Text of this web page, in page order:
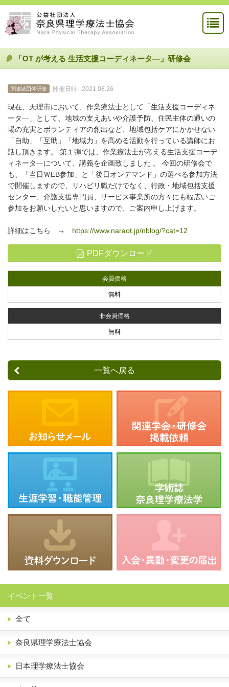
「OT が考える 生活支援コーディネータ―」研修会
関連諸団体研修 開催日時: 2021.08.26
現在、天理市において、作業療法士として「生活支援コーディネ
ータ―」として、地域の支えあいや介護予防、住民主体の通いの
場の充実とボランティアの創出など、地域包括ケアにかかせない
「自助」「互助」「地域力」を高める活動を行っている講師にお
話し頂きます。 第１弾では、作業療法士が考える生活支援コーデ
ィネータ―について、講義を企画致しました 。 今回の研修会で
も、「当日ＷEB参加」と「後日オンデマンド」の選べる参加方法
で開催しますので、リハビリ職だけでなく、行政・地域包括支援
センター、介護支援専門員、サービス事業所の方々にも幅広いご
参加をお願いしたいと思いますので、ご案内申し上げます。
詳細はこちら → https://www.naraot.jp/nblog/?cat=12
PDFダウンロード
会員価格
無料
非会員価格
無料
一覧へ戻る
イベント一覧
全て
奈良県理学療法士協会
日本理学療法士協会